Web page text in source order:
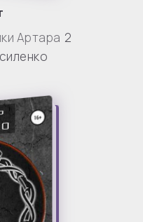
Артара 2